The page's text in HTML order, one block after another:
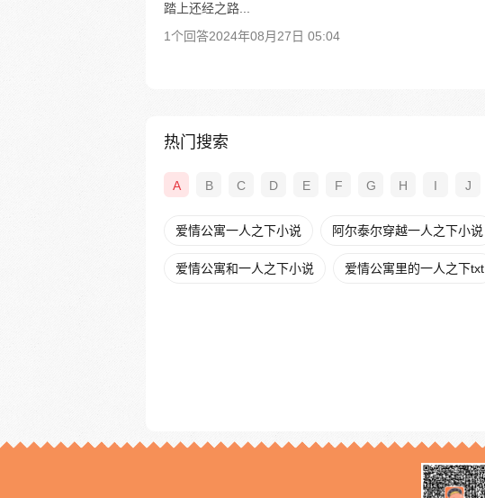
踏上还经之路...
1个回答2024年08月27日 05:04
热门搜索
A B C D E F G H I J
爱情公寓一人之下小说 阿尔泰尔穿越一人之下小说
爱情公寓和一人之下小说 爱情公寓里的一人之下txt